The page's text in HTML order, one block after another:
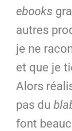
ebooks
autres
je ne
et que je
Alors
pas du
font